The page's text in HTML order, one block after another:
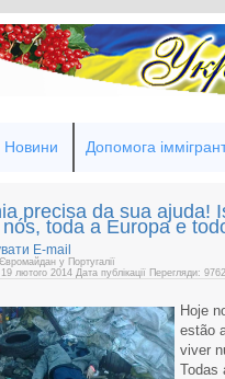
Новини Допомога
precisa da sua ajuda!
toda a Europa e
E-mail
у Португалії
лютого 2014 Дата публікації Перегляди: 9762
Hoje
estão
viver
Todas